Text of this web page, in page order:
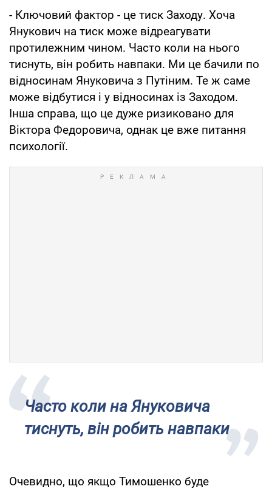
- Ключовий фактор - це тиск Заходу. Хоча
Янукович на тиск може відреагувати
протилежним чином. Часто коли на нього
тиснуть, він робить навпаки. Ми це бачили по
відносинам Януковича з Путіним. Те ж саме
може відбутися і у відносинах із Заходом.
Інша справа, що це дуже ризиковано для
Віктора Федоровича, однак це вже питання
психології.
Часто коли на Януковича
тиснуть, він робить навпаки
Очевидно, що якщо Тимошенко буде